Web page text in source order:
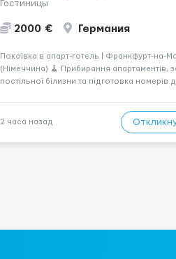
Гостиницы
2000 € Германия
Покоївка в апарт-готель | Франкфурт-на-
(Німеччина) 🧹 Прибирання апартаментів,
постільної білизни та підготовка номерів
2000 € на місяць (після вирахув...
2 часа назад